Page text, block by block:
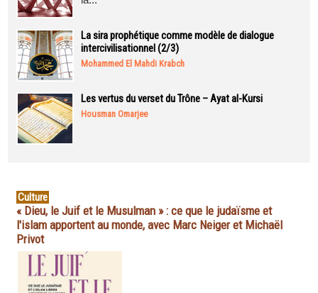
La sira prophétique comme modèle de dialogue
intercivilisationnel (2/3)
Mohammed El Mahdi Krabch
Les vertus du verset du Trône – Ayat al-Kursi
Housman Omarjee
Culture
« Dieu, le Juif et le Musulman » : ce que le judaïsme et
l'islam apportent au monde, avec Marc Neiger et Michaël
Privot